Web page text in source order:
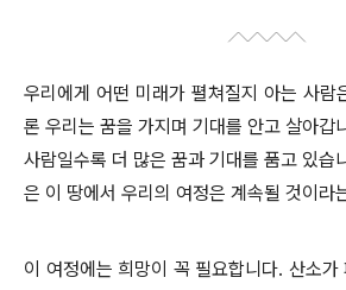
우리에게 어떤 미래가 펼쳐질지 아는 사람
론 우리는 꿈을 가지며 기대를 안고 살아갑
사람일수록 더 많은 꿈과 기대를 품고 있습
은 이 땅에서 우리의 여정은 계속될 것이라
이 여정에는 희망이 꼭 필요합니다. 산소